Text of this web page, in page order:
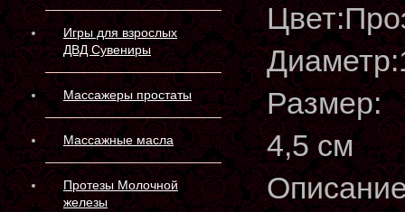
Игры для взрослых
ДВД Сувениры
Массажеры простаты
Массажные масла
Протезы Молочной
железы
Размер:
4,5 см